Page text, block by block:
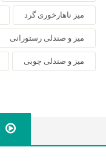
میز ناهارخوری گرد
میز و صندلی رستورانی
میز و صندلی چوبی